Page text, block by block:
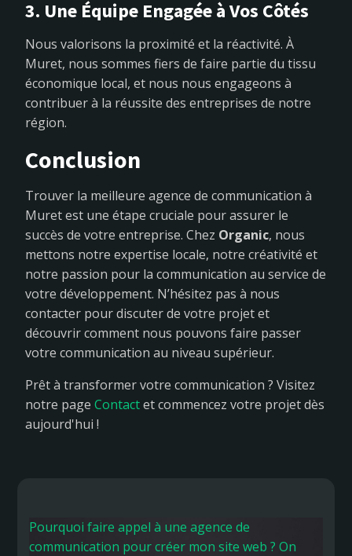
3. Une Équipe Engagée à Vos Côtés
Nous valorisons la proximité et la réactivité. À
Muret, nous sommes fiers de faire partie du tissu
économique local, et nous nous engageons à
contribuer à la réussite des entreprises de notre
région.
Conclusion
Trouver la meilleure agence de communication à
Muret est une étape cruciale pour assurer le
succès de votre entreprise. Chez Organic, nous
mettons notre expertise locale, notre créativité et
notre passion pour la communication au service de
votre développement. N’hésitez pas à nous
contacter pour discuter de votre projet et
découvrir comment nous pouvons faire passer
votre communication au niveau supérieur.
Prêt à transformer votre communication ? Visitez
notre pageContactet commencez votre projet dès
aujourd'hui !
Pourquoi faire appel à une agence de
communication pour créer mon site web ? On